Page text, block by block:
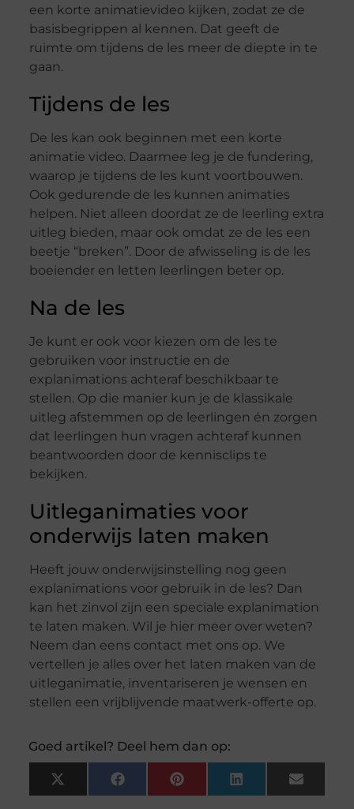
een korte animatievideo kijken, zodat ze de
basisbegrippen al kennen. Dat geeft de
ruimte om tijdens de les meer de diepte in te
gaan.
Tijdens de les
De les kan ook beginnen met een korte
animatie video. Daarmee leg je de fundering,
waarop je tijdens de les kunt voortbouwen.
Ook gedurende de les kunnen animaties
helpen. Niet alleen doordat ze de leerling extra
uitleg bieden, maar ook omdat ze de les een
beetje “breken”. Door de afwisseling is de les
boeiender en letten leerlingen beter op.
Na de les
Je kunt er ook voor kiezen om de les te
gebruiken voor instructie en de
explanimations achteraf beschikbaar te
stellen. Op die manier kun je de klassikale
uitleg afstemmen op de leerlingen én zorgen
dat leerlingen hun vragen achteraf kunnen
beantwoorden door de kennisclips te
bekijken.
Uitleganimaties voor
onderwijs laten maken
Heeft jouw onderwijsinstelling nog geen
explanimations voor gebruik in de les? Dan
kan het zinvol zijn een speciale explanimation
te laten maken. Wil je hier meer over weten?
Neem dan eens contact met ons op. We
vertellen je alles over het laten maken van de
uitleganimatie, inventariseren je wensen en
stellen een vrijblijvende maatwerk-offerte op.
Goed artikel? Deel hem dan op:
X
(Twitter)
FacebookPinterestLinkedInEmail